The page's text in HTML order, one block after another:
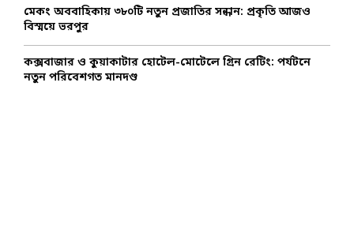
মেকং অববাহিকায় ৩৮০টি নতুন প্রজাতির সন্ধান: প্রকৃতি আজও
বিস্ময়ে ভরপুর
কক্সবাজার ও কুয়াকাটার হোটেল-মোটেলে গ্রিন রেটিং: পর্যটনে
নতুন পরিবেশগত মানদণ্ড